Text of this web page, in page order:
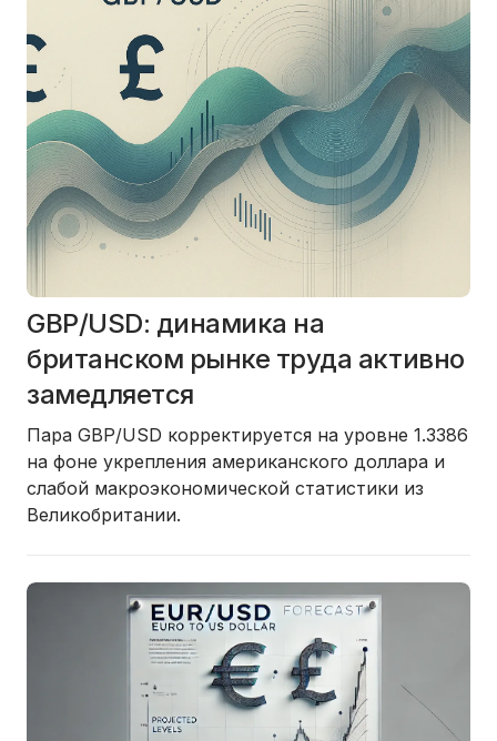
GBP/USD: динамика на
британском рынке труда активно
замедляется
Пара GBP/USD корректируется на уровне 1.3386
на фоне укрепления американского доллара и
слабой макроэкономической статистики из
Великобритании.